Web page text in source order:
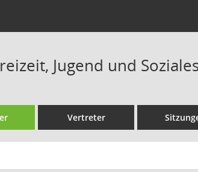
Jugend und
Vertreter